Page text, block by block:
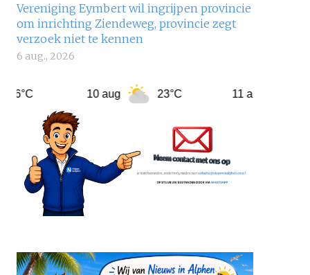
Vereniging Eymbert wil ingrijpen provincie
om inrichting Ziendeweg, provincie zegt
verzoek niet te kennen
6 aug., 2026
23°C